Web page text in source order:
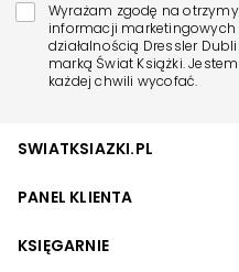
Wyrażam zgodę na
informacji
działalnością Dressler
marką Świat Książki.
każdej chwili wycofać.
SWIATKSIAZKI.PL
PANEL KLIENTA
KSIĘGARNIE